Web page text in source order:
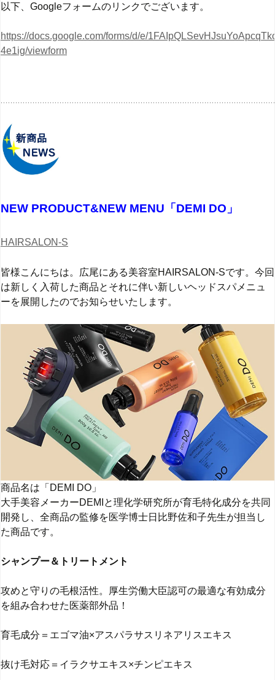
以下、Googleフォームのリンクでございます。
https://docs.google.com/forms/d/e/
4e1ig/viewform
NEW PRODUCT&NEW MENU「DEMI DO」
HAIRSALON-S
皆様こんにちは。広尾にある美容室HAIRSALON-Sです。今回
は新しく入荷した商品とそれに伴い新しいヘッドスパメニュ
ーを展開したのでお知らせいたします。
商品名は「DEMI DO」
大手美容メーカーDEMIと理化学研究所が育毛特化成分を共同
開発し、全商品の監修を医学博士日比野佐和子先生が担当し
た商品です。
シャンプー＆トリートメント
攻めと守りの毛根活性。厚生労働大臣認可の最適な有効成分
を組み合わせた医薬部外品！
育毛成分＝エゴマ油×アスパラサスリネアリスエキス
抜け毛対応＝イラクサエキス×チンピエキス